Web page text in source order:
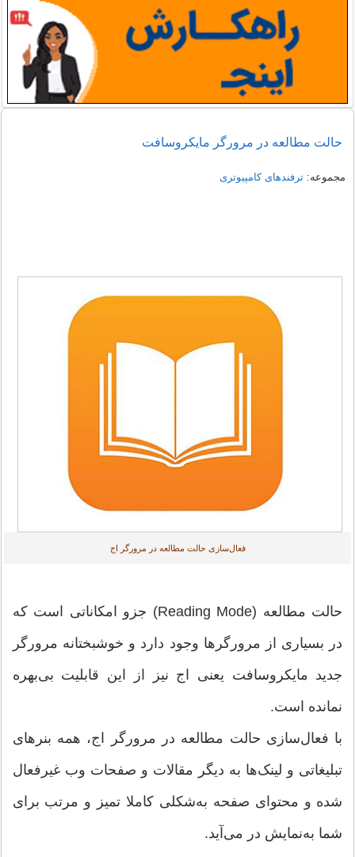
حالت مطالعه در مرورگر مایکروسافت
مجموعه:ترفندهای کامپیوتری
فعال‌سازی حالت مطالعه در مرورگر اج
حالت مطالعه (Reading Mode) جزو امکاناتی است که
در بسیاری از مرورگرها وجود دارد و خوشبختانه مرورگر
جدید مایکروسافت یعنی اج نیز از این قابلیت بی‌بهره
نمانده است.
با فعال‌سازی حالت مطالعه در مرورگر اج، همه بنرهای
تبلیغاتی و لینک‌ها به دیگر مقالات و صفحات وب غیرفعال
شده و محتوای صفحه به‌شکلی کاملا تمیز و مرتب برای
شما به‌نمایش در می‌آید.